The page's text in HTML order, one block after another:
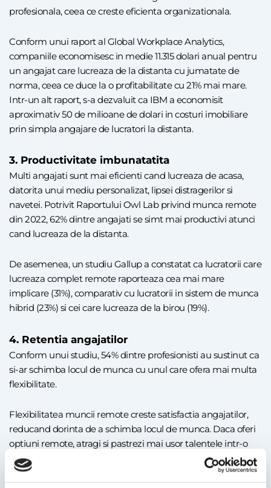
profesionala, ceea ce creste eficienta organizationala.
Conform unui raport al Global Workplace Analytics,
companiile economisesc in medie 11.315 dolari anual pentru
un angajat care lucreaza de la distanta cu jumatate de
norma, ceea ce duce la o profitabilitate cu 21% mai mare.
Intr-un alt raport, s-a dezvaluit ca IBM a economisit
aproximativ 50 de milioane de dolari in costuri imobiliare
prin simpla angajare de lucratori la distanta.
3. Productivitate imbunatatita
Multi angajati sunt mai eficienti cand lucreaza de acasa,
datorita unui mediu personalizat, lipsei distragerilor si
navetei. Potrivit Raportului Owl Lab privind munca remote
din 2022, 62% dintre angajati se simt mai productivi atunci
cand lucreaza de la distanta.
De asemenea, un studiu Gallup a constatat ca lucratorii care
lucreaza complet remote raporteaza cea mai mare
implicare (31%), comparativ cu lucratorii in sistem de munca
hibrid (23%) si cei care lucreaza de la birou (19%).
4. Retentia angajatilor
Conform unui studiu, 54% dintre profesionisti au sustinut ca
si-ar schimba locul de munca cu unul care ofera mai multa
flexibilitate.
Flexibilitatea muncii remote creste satisfactia angajatilor,
reducand dorinta de a schimba locul de munca. Daca oferi
optiuni remote, atragi si pastrezi mai usor talentele intr-o
piata competitiva.